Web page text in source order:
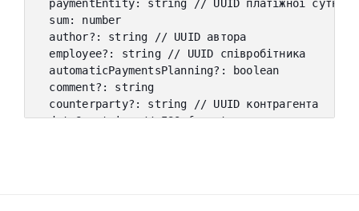
  paymentEntity
: string
// UUID платіжної
  sum
:
number
  author
? : string
// UUID автора
  employee
? : string
// UUID співробітника
  automaticPaymentsPlanning
? :
boolean
  comment
? :
string
  counterparty
? : string
// UUID контрагента
  date
?: string // ISO format